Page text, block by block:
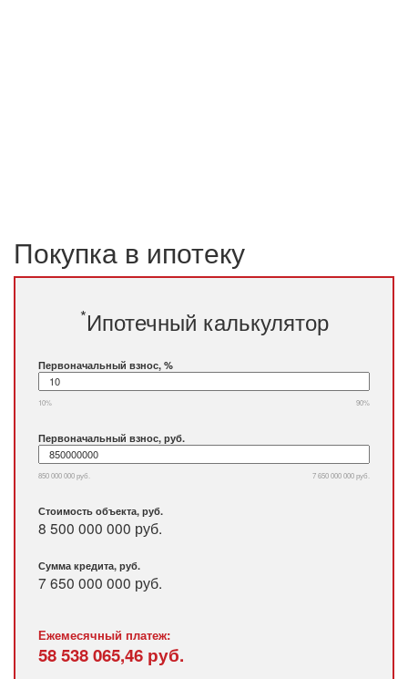
Покупка в ипотеку
*Ипотечный калькулятор
Первоначальный взнос, %
10% 90%
Первоначальный взнос, руб.
850 000 000 руб. 7 650 000 000 руб.
Стоимость объекта, руб.
8 500 000 000 руб.
Сумма кредита, руб.
7 650 000 000 руб.
Ежемесячный платеж:
58 538 065,46 руб.